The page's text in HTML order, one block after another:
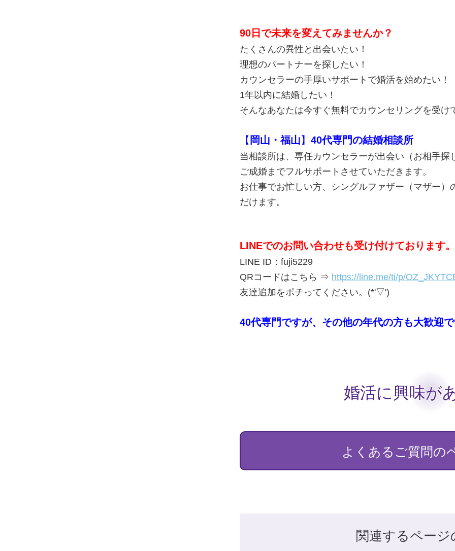
90日で未来を変えてみませんか？
たくさんの異性と出会いたい！
理想のパートナーを探したい！
カウンセラーの手厚いサポートで婚活を始めたい！
1年以内に結婚したい！
そんなあなたは今すぐ無料でカウンセリングを受け
【 岡山・福山】 40代専門の結婚相談所
当相談所は、専任カウンセラーが出会い（お相手探
ご成婚までフルサポートさせていただきます。
お仕事でお忙しい方、シングルファザー （マザー）
だけます。
LINEでのお問い合わせも受け付けております。
LINE ID：fuji5229
QRコードはこちら ⇒ https://line.me/ti/p/
友達追加をポチってください。(*'▽')
40代専門ですが、その他の年代の方も大歓迎で
婚活に興味が
よくあるご質問の
関連するページ